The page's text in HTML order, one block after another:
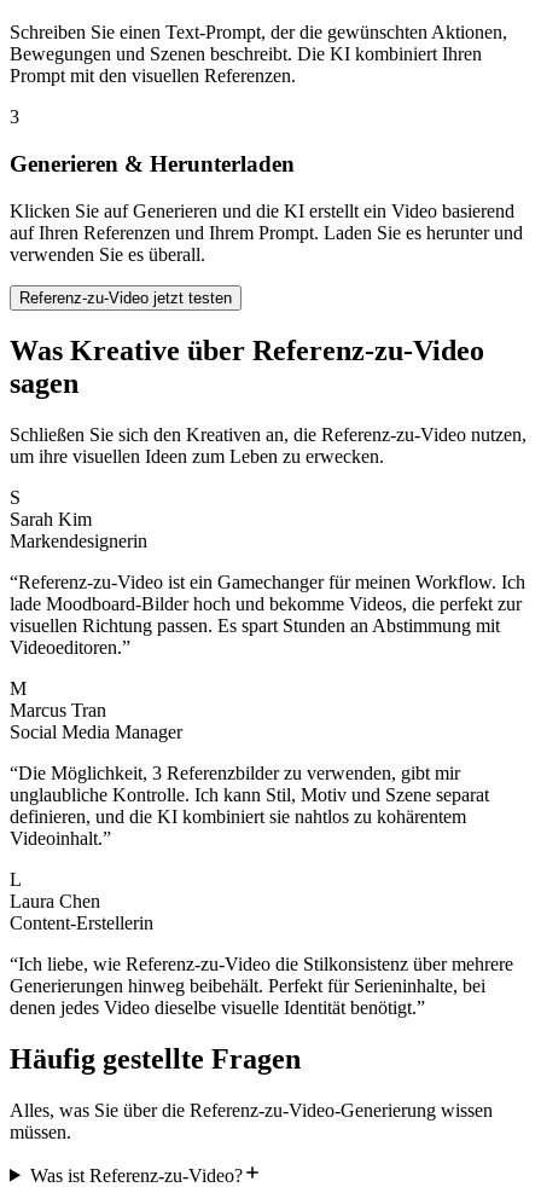
Schreiben Sie einen Text-Prompt, der die gewünschten Aktionen,
Bewegungen und Szenen beschreibt. Die KI kombiniert Ihren
Prompt mit den visuellen Referenzen.
3
Generieren & Herunterladen
Klicken Sie auf Generieren und die KI erstellt ein Video basierend
auf Ihren Referenzen und Ihrem Prompt. Laden Sie es herunter und
verwenden Sie es überall.
Referenz-zu-Video jetzt testen
Was Kreative über Referenz-zu-Video
sagen
Schließen Sie sich den Kreativen an, die Referenz-zu-Video nutzen,
um ihre visuellen Ideen zum Leben zu erwecken.
S
Sarah Kim
Markendesignerin
“Referenz-zu-Video ist ein Gamechanger für meinen Workflow. Ich
lade Moodboard-Bilder hoch und bekomme Videos, die perfekt zur
visuellen Richtung passen. Es spart Stunden an Abstimmung mit
Videoeditoren.”
M
Marcus Tran
Social Media Manager
“Die Möglichkeit, 3 Referenzbilder zu verwenden, gibt mir
unglaubliche Kontrolle. Ich kann Stil, Motiv und Szene separat
definieren, und die KI kombiniert sie nahtlos zu kohärentem
Videoinhalt.”
L
Laura Chen
Content-Erstellerin
“Ich liebe, wie Referenz-zu-Video die Stilkonsistenz über mehrere
Generierungen hinweg beibehält. Perfekt für Serieninhalte, bei
denen jedes Video dieselbe visuelle Identität benötigt.”
Häufig gestellte Fragen
Alles, was Sie über die Referenz-zu-Video-Generierung wissen
müssen.
Was ist Referenz-zu-Video?